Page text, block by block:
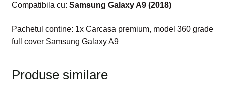
Compatibila cu: Samsung Galaxy A9 (2018)
Pachetul contine: 1x Carcasa premium, model 360 grade
full cover Samsung Galaxy A9
Produse similare